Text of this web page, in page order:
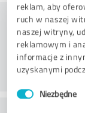
reklam, aby
ruch w naszej
naszej witryny,
reklamowym i
informacje z
uzyskanymi
Wybór
zgody Niezbędne